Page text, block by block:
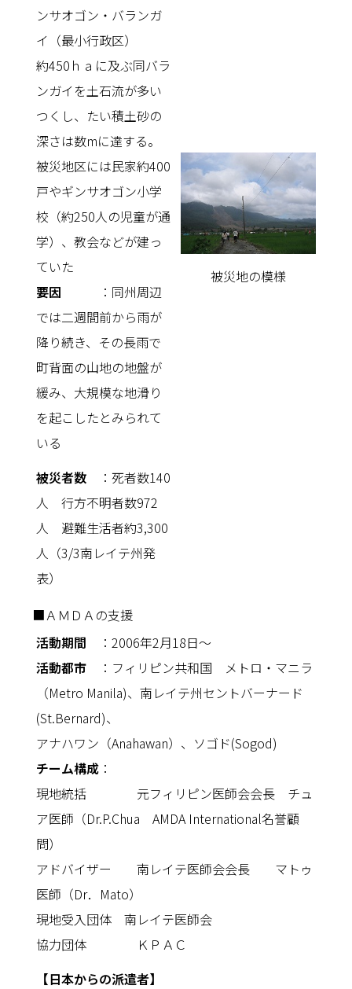
ンサオゴン・バランガ
イ（最小行政区）
約450ｈａに及ぶ同バラ
ンガイを土石流が多い
つくし、たい積土砂の
深さは数mに達する。
被災地区には民家約400
戸やギンサオゴン小学
校（約250人の児童が通
学）、教会などが建っ
ていた
要因 ：同州周辺
では二週間前から雨が
降り続き、その長雨で
町背面の山地の地盤が
緩み、大規模な地滑り
を起こしたとみられて
いる
被災者数 ：死者数140
人 行方不明者数972
人 避難生活者約3,300
人（3/3南レイテ州発
表）
被災地の模様
■ＡＭＤＡの支援
活動期間 ：2006年2月18日〜
活動都市 ：フィリピン共和国 メトロ・マニラ
（Metro Manila)、南レイテ州セントバーナード
(St.Bernard)、
アナハワン（Anahawan）、ソゴド(Sogod)
チーム構成 ：
現地統括 元フィリピン医師会会長 チュ
ア医師（Dr.P.Chua AMDA International名誉顧
問）
アドバイザー 南レイテ医師会会長 マトゥ
医師（Dr．Mato）
現地受入団体 南レイテ医師会
協力団体 ＫＰＡＣ
【日本からの派遣者】